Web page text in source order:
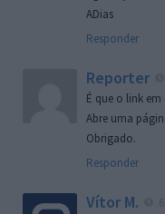
ADias
Responder
Reporter
É que o link
Abre uma
Obrigado.
Responder
Vítor M.